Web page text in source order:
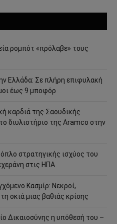
ρομπότ «πρόλαβε» τους
Ελλάδα: Σε πλήρη επιφυλακή
έως 9 μποφόρ
καρδιά της Σαουδικής
διυλιστήριο της Aramco στην
στρατηγικής ισχύος του
στις ΗΠΑ
Κασμίρ: Νεκροί,
σκιά μιας βαθιάς κρίσης
Δικαιοσύνης η υπόθεσή του –